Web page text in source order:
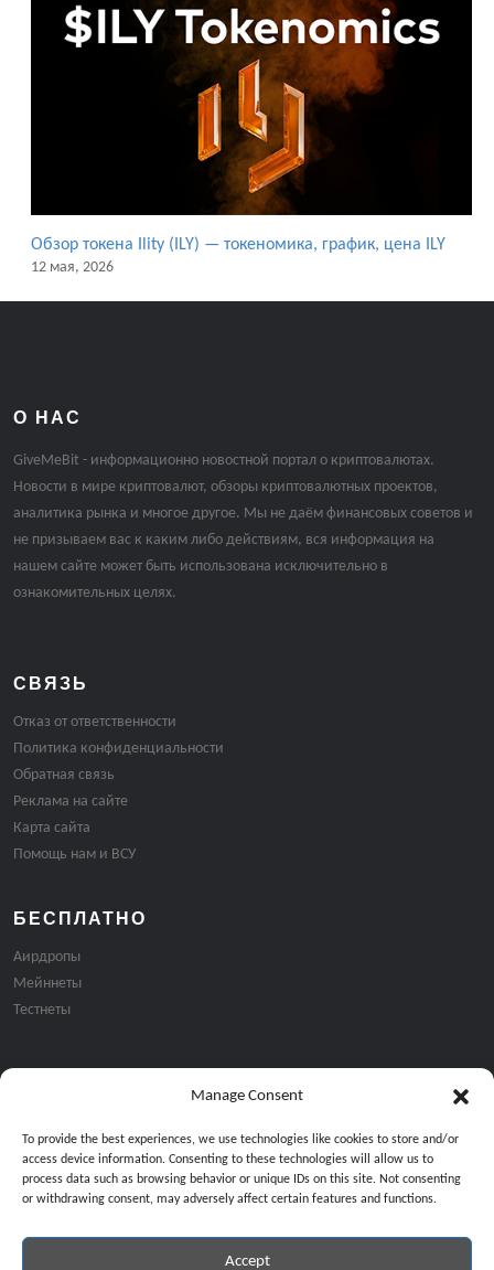
Manage Consent
To provide the best experiences, we use technologies like cookies to store and/or
access device information. Consenting to these technologies will allow us to
process data such as browsing behavior or unique IDs on this site. Not consenting
or withdrawing consent, may adversely affect certain features and functions.
Accept
Обзор токена Ility (ILY) — токеномика, график, цена ILY
12 мая, 2026
О НАС
GiveMeBit - информационно новостной портал о криптовалютах.
Новости в мире криптовалют, обзоры криптовалютных проектов,
аналитика рынка и многое другое. Мы не даём финансовых советов и
не призываем вас к каким либо действиям, вся информация на
нашем сайте может быть использована исключительно в
ознакомительных целях.
СВЯЗЬ
Отказ от ответственности
Политика конфиденциальности
Обратная связь
Реклама на сайте
Карта сайта
Помощь нам и ВСУ
БЕСПЛАТНО
Аирдропы
Мейннеты
Тестнеты
Подписка на email рассылку: